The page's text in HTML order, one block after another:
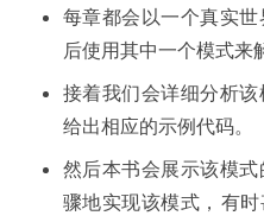
每章都会以一个真实
后使用其中一个模式来
接着我们会详细分析
给出相应的示例代码。
然后本书会展示该模式
骤地实现该模式 ， 有